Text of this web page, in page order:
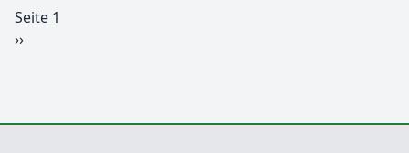
Seitennummerierung
Seite 1
Nächste
››